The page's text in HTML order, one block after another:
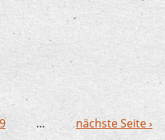
Hund!
9 …
nächste Seite ›